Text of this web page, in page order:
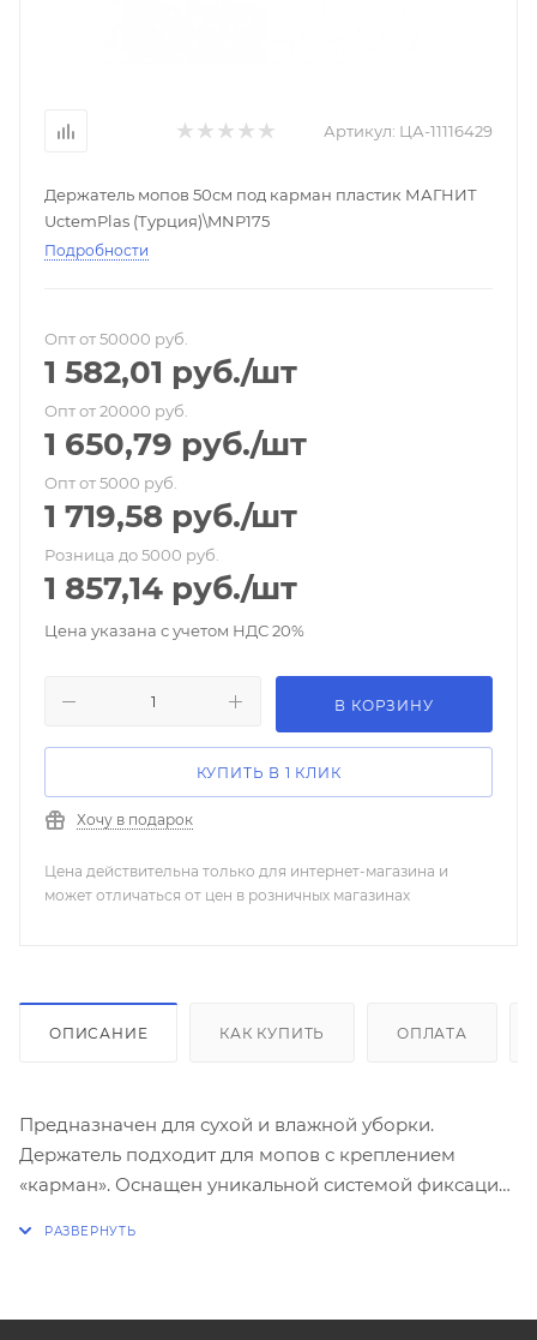
Артикул: ЦА-11116429
Держатель мопов 50см под карман пластик МАГНИТ
UctemPlas (Турция)\MNP175
Подробности
Опт от 50000 руб.
1 582,01 руб./шт
Опт от 20000 руб.
1 650,79 руб./шт
Опт от 5000 руб.
1 719,58 руб./шт
Розница до 5000 руб.
1 857,14 руб./шт
Цена указана с учетом НДС 20%
В КОРЗИНУ
КУПИТЬ В 1 КЛИК
Хочу в подарок
Цена действительна только для интернет-магазина и
может отличаться от цен в розничных магазинах
ОПИСАНИЕ КАК КУПИТЬ ОПЛАТА
Предназначен для сухой и влажной уборки.
Держатель подходит для мопов с креплением
«карман». Оснащен уникальной системой фиксации